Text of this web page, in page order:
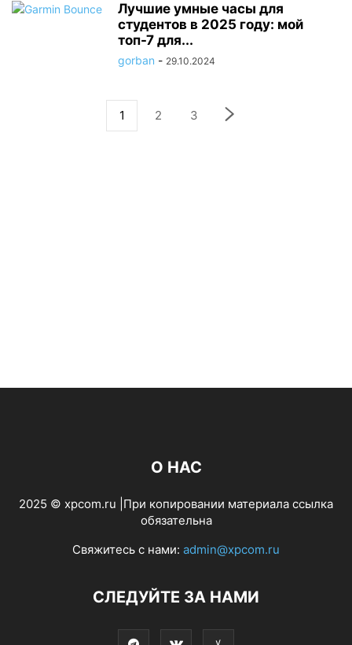
Лучшие умные часы для
студентов в 2025 году: мой
топ-7 для...
gorban - 29.10.2024
1 2 3
О НАС
2025 © xpcom.ru |При копировании материала ссылка
обязательна
Свяжитесь с нами: admin@xpcom.ru
СЛЕДУЙТЕ ЗА НАМИ